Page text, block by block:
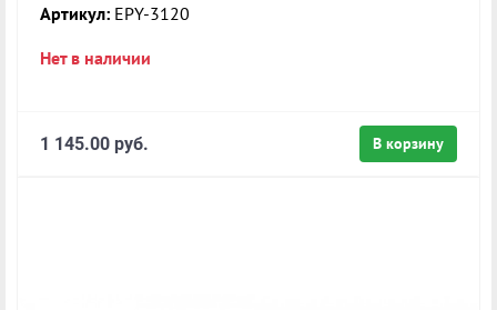
Артикул: EPY-3120
Нет в наличии
В корзину
1 145.00 руб.